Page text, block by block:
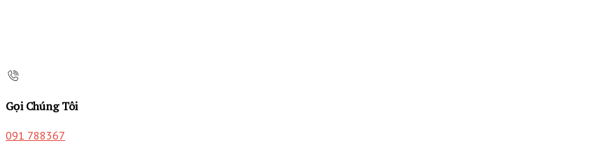
Gọi Chúng Tôi
091 788367